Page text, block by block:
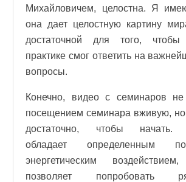
Михайловичем, целостна. Я
она дает целостную картину
достаточной для того,
практике смог ответить на
вопросы.
Конечно, видео с семинаров
посещением семинара вживую, но
достаточно, чтобы начать.
обладает определенным
энергетическим
позволяет попробовать